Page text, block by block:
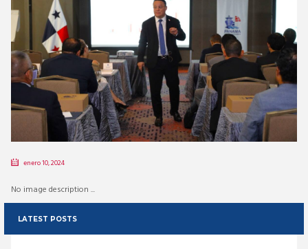
enero 10, 2024
No image description ...
LATEST POSTS